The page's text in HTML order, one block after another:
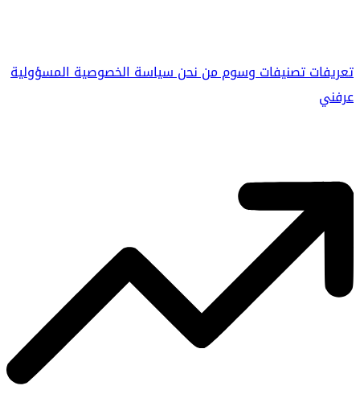
تعريفاتتصنيفاتوسوممن نحنسياسة الخصوصيةالمسؤولية
عرفني